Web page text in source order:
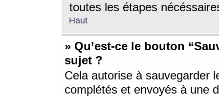
toutes les étapes
Haut
» Qu’est-ce le bouton
sujet ?
Cela autorise à sauvegarder
complétés et envoyés à une